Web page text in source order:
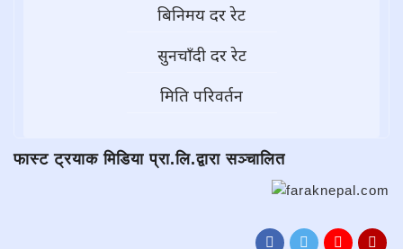
बिनिमय दर रेट
सुनचाँदी दर रेट
मिति परिवर्तन
फास्ट ट्रयाक मिडिया प्रा.लि.द्वारा सञ्चालित